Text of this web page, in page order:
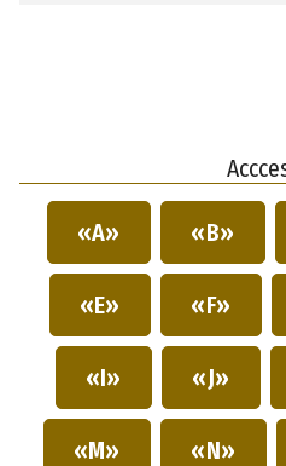
«A» «B»
«E» «F»
«I» «J»
«M» «N»